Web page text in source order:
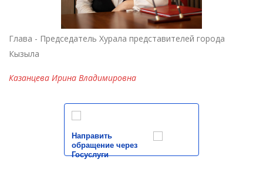
Глава - Председатель Хурала представителей города
Кызыла
Казанцева Ирина Владимировна
Направить
обращение через
Госуслуги